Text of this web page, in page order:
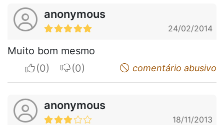
anonymous
24/02/2014
Muito bom mesmo
I apreciateI do not appreciatecomentário abusivo
anonymous
18/11/2013